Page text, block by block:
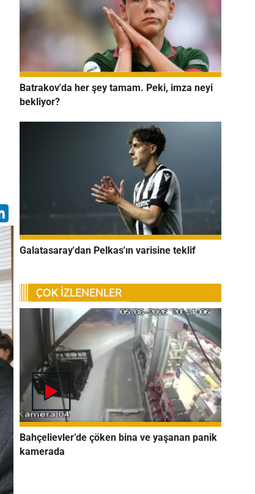
Batrakov'da her şey tamam. Peki, imza neyi
bekliyor?
Galatasaray'dan Pelkas'ın varisine teklif
Bahçelievler’de çöken bina ve yaşanan panik
kamerada